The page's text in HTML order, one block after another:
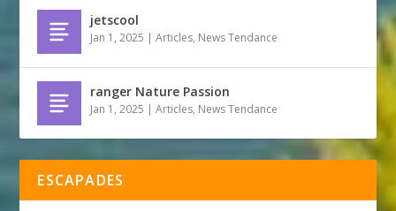
jetscool
Jan 1, 2025 |Articles, News Tendance
ranger Nature Passion
Jan 1, 2025 |Articles, News Tendance
ESCAPADES